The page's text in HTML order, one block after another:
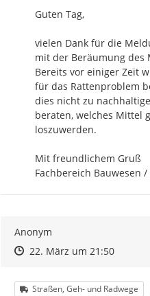
Guten Tag,
vielen Dank für die
mit der Beräumung des
Bereits vor einiger Zeit
für das Rattenproblem
dies nicht zu
beraten, welches Mittel
loszuwerden.
Mit freundlichem Gruß
Fachbereich Bauwesen
Anonym
Zeitpunkt des Erstellens
Zeitpunkt des Erstellens
22. März um 21:50Zur
Kategorie
Straßen, Geh- und Radwege